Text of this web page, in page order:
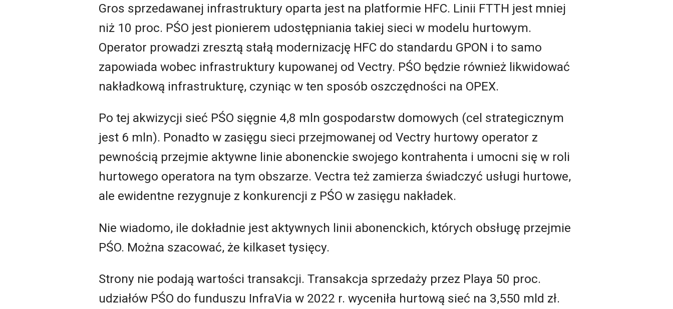
Gros sprzedawanej infrastruktury oparta jest na platformie HFC. Linii FTTH jest mniej
niż 10 proc. PŚO jest pionierem udostępniania takiej sieci w modelu hurtowym.
Operator prowadzi zresztą stałą modernizację HFC do standardu GPON i to samo
zapowiada wobec infrastruktury kupowanej od Vectry. PŚO będzie również likwidować
nakładkową infrastrukturę, czyniąc w ten sposób oszczędności na OPEX.
Po tej akwizycji sieć PŚO sięgnie 4,8 mln gospodarstw domowych (cel strategicznym
jest 6 mln). Ponadto w zasięgu sieci przejmowanej od Vectry hurtowy operator z
pewnością przejmie aktywne linie abonenckie swojego kontrahenta i umocni się w roli
hurtowego operatora na tym obszarze. Vectra też zamierza świadczyć usługi hurtowe,
ale ewidentne rezygnuje z konkurencji z PŚO w zasięgu nakładek.
Nie wiadomo, ile dokładnie jest aktywnych linii abonenckich, których obsługę przejmie
PŚO. Można szacować, że kilkaset tysięcy.
Strony nie podają wartości transakcji. Transakcja sprzedaży przez Playa 50 proc.
udziałów PŚO do funduszu InfraVia w 2022 r. wyceniła hurtową sieć na 3,550 mld zł.